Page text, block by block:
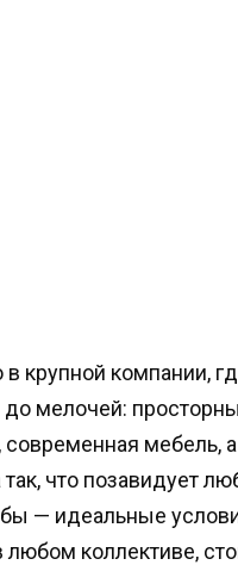
в крупной компании,
мелочей:
современная мебель,
что позавидует
бы — идеальные
любом коллективе,